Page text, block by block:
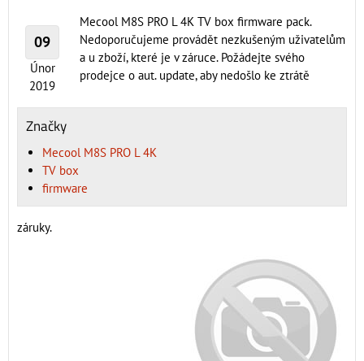
09
Únor
2019
Značky
Mecool M8S PRO L 4K
TV box
firmware
Mecool M8S PRO L 4K TV box firmware pack.
Nedoporučujeme provádět nezkušeným uživatelům
a u zboží, které je v záruce. Požádejte svého
prodejce o aut. update, aby nedošlo ke ztrátě
záruky.